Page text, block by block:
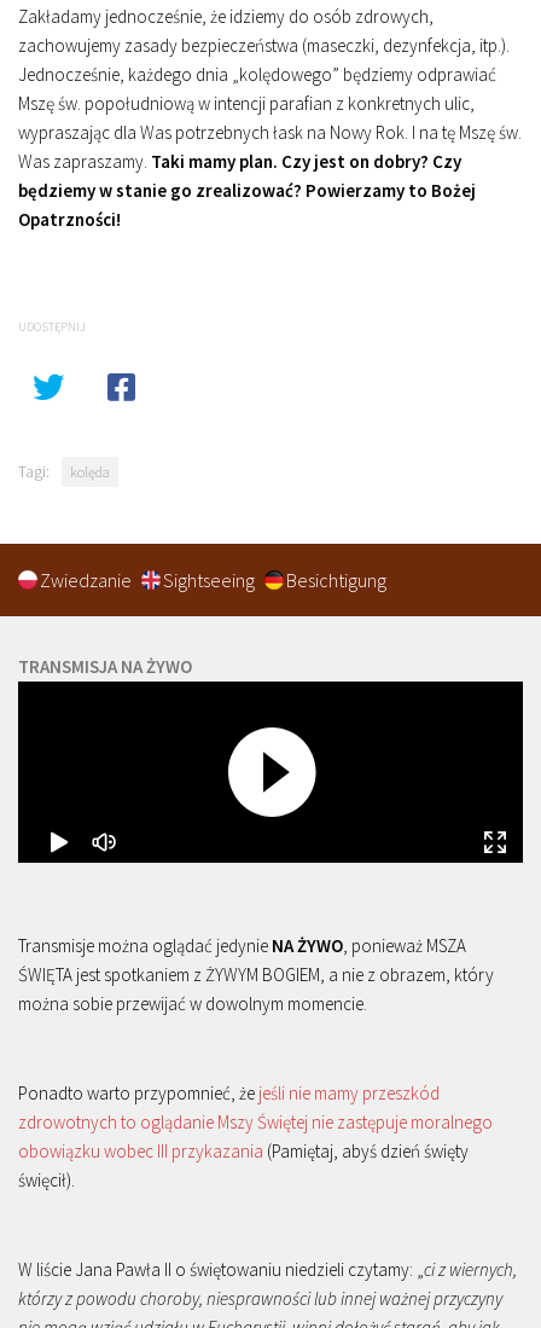
Zakładamy jednocześnie, że idziemy do osób zdrowych,
zachowujemy zasady bezpieczeństwa (maseczki, dezynfekcja, itp.).
Jednocześnie, każdego dnia „kolędowego” będziemy odprawiać
Mszę św. popołudniową w intencji parafian z konkretnych ulic,
wypraszając dla Was potrzebnych łask na Nowy Rok. I na tę Mszę św.
Was zapraszamy. Taki mamy plan. Czy jest on dobry? Czy
będziemy w stanie go zrealizować? Powierzamy to Bożej
Opatrzności!
UDOSTĘPNIJ
Tagi: kolęda
Zwiedzanie Sightseeing Besichtigung
TRANSMISJA NA ŻYWO
Transmisje można oglądać jedynie NA ŻYWO, ponieważ MSZA
ŚWIĘTA jest spotkaniem z ŻYWYM BOGIEM, a nie z obrazem, który
można sobie przewijać w dowolnym momencie.
Ponadto warto przypomnieć, że jeśli nie mamy przeszkód
zdrowotnych to oglądanie Mszy Świętej nie zastępuje moralnego
obowiązku wobec III przykazania (Pamiętaj, abyś dzień święty
święcił).
W liście Jana Pawła II o świętowaniu niedzieli czytamy: „ci z wiernych,
którzy z powodu choroby, niesprawności lub innej ważnej przyczyny